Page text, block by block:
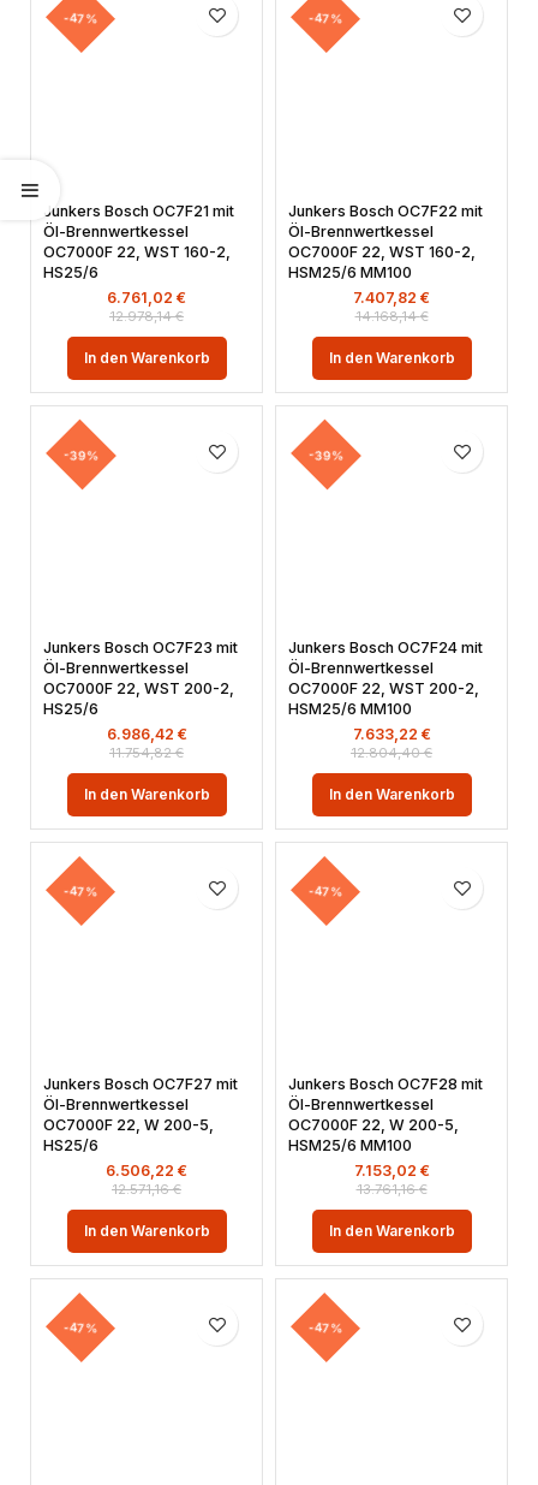
-47%
Junkers Bosch OC7F21 mit
Öl-Brennwertkessel
OC7000F 22, WST 160-2,
HS25/6
12.978,14€
6.761,02 €
In den Warenkorb
-47%
Junkers Bosch OC7F22 mit
Öl-Brennwertkessel
OC7000F 22, WST 160-2,
HSM25/6 MM100
14.168,14€
7.407,82 €
In den Warenkorb
-39%
Junkers Bosch OC7F23 mit
Öl-Brennwertkessel
OC7000F 22, WST 200-2,
HS25/6
11.754,82€
6.986,42 €
In den Warenkorb
-39%
Junkers Bosch OC7F24 mit
Öl-Brennwertkessel
OC7000F 22, WST 200-2,
HSM25/6 MM100
12.804,40€
7.633,22 €
In den Warenkorb
-47%
Junkers Bosch OC7F27 mit
Öl-Brennwertkessel
OC7000F 22, W 200-5,
HS25/6
12.571,16€
6.506,22 €
In den Warenkorb
-47%
Junkers Bosch OC7F28 mit
Öl-Brennwertkessel
OC7000F 22, W 200-5,
HSM25/6 MM100
13.761,16€
7.153,02 €
In den Warenkorb
-47% -47%